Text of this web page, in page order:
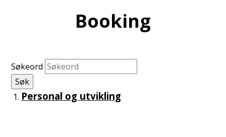
Booking
Søkeord
Søk
Personal og utvikling